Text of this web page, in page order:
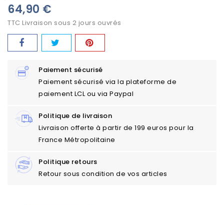
64,90 €
TTC Livraison sous 2 jours ouvrés
Paiement sécurisé
Paiement sécurisé via la plateforme de
paiement LCL ou via Paypal
Politique de livraison
Livraison offerte à partir de 199 euros pour la
France Métropolitaine
Politique retours
Retour sous condition de vos articles